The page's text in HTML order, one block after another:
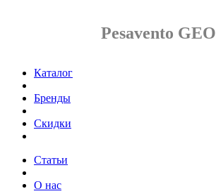
Pesavento GEO
Каталог
Бренды
Скидки
Статьи
О нас